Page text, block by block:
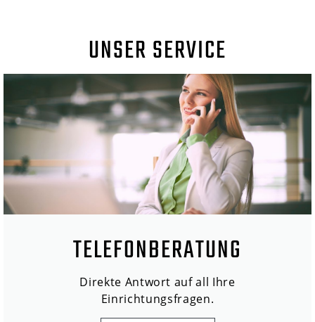
UNSER SERVICE
TELEFONBERATUNG
Direkte Antwort auf all Ihre
Einrichtungsfragen.